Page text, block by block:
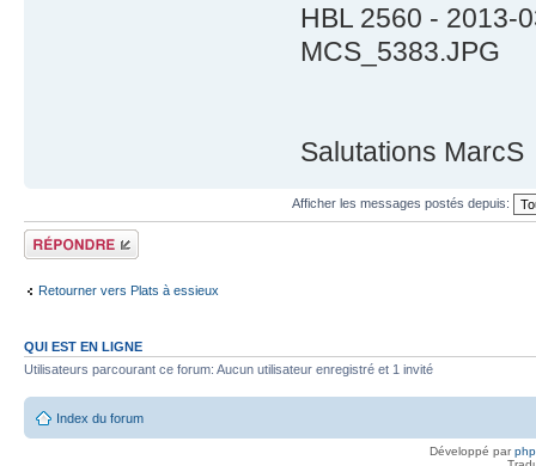
HBL 2560 - 2013-
MCS_5383.JPG
Salutations MarcS
Afficher les messages postés depuis:
Répondre
Retourner vers Plats à essieux
QUI EST EN LIGNE
Utilisateurs parcourant ce forum: Aucun utilisateur enregistré et 1 invité
Index du forum
Développé par